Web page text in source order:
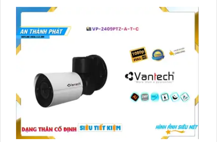
xuống và thu phóng từ xa, giúp quan sát mọi góc độ